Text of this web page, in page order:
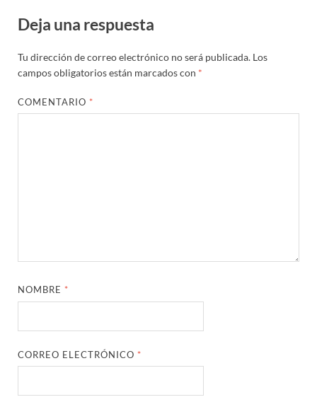
Deja una respuesta
Tu dirección de correo electrónico no será publicada. Los
campos obligatorios están marcados con *
COMENTARIO *
NOMBRE *
CORREO ELECTRÓNICO *